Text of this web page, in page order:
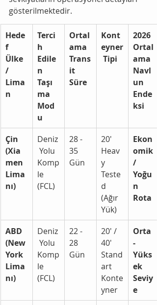
gösterilmektedir.
Hede
f
Ülke
/
Lima
n
Terci
h
Edile
n
Taşı
ma
Mod
u
Ortal
ama
Trans
it
Süre
Kont
eyner
Tipi
2026
Ortal
ama
Navl
un
Ende
ksi
Çin
(Xia
men
Lima
nı)
Deniz
Yolu
Komp
le
(FCL)
28 -
35
Gün
20'
Heav
y
Teste
d
(Ağır
Yük)
Ekon
omik
/
Yoğu
n
Rota
ABD
(New
York
Lima
nı)
Deniz
Yolu
Komp
le
(FCL)
22 -
28
Gün
20' /
40'
Stand
art
Konte
yner
Orta
-
Yüks
ek
Seviy
e